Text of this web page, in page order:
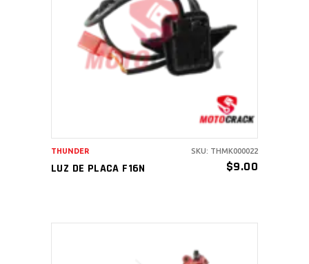
AÑADIR AL CARRITO
LUZ DE PLACA F16N $9.00
THUNDER SKU: THMK000022